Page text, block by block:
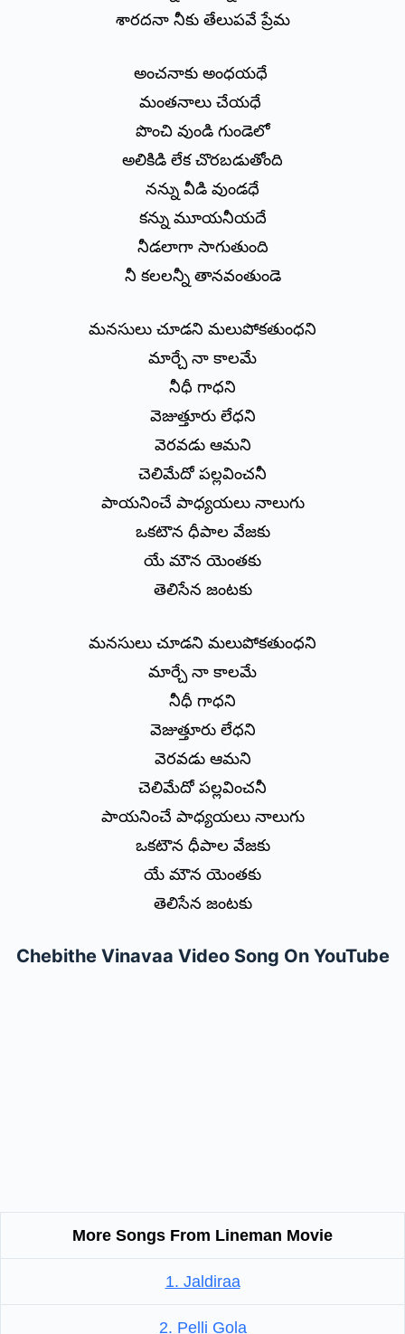
శారదనా నీకు తేలుపవే ప్రేమ
అంచనాకు అంధయధే
మంతనాలు చేయధే
పొంచి వుండి గుండెలో
అలికిడి లేక చొరబడుతోంది
నన్ను వీడి వుండధే
కన్ను మూయనీయదే
నీడలాగా సాగుతుంది
నీ కలలన్నీ తానవంతుండె
మనసులు చూడని మలుపోకతుంధని
మార్చే నా కాలమే
నీధీ గాధని
వెజుత్తూరు లేధని
వెరవడు ఆమని
చెలిమేదో పల్లవించనీ
పాయనించే పాధ్యయలు నాలుగు
ఒకటౌన ధీపాల వేజకు
యే మౌన యెంతకు
తెలిసేన జంటకు
మనసులు చూడని మలుపోకతుంధని
మార్చే నా కాలమే
నీధీ గాధని
వెజుత్తూరు లేధని
వెరవడు ఆమని
చెలిమేదో పల్లవించనీ
పాయనించే పాధ్యయలు నాలుగు
ఒకటౌన ధీపాల వేజకు
యే మౌన యెంతకు
తెలిసేన జంటకు
Chebithe Vinavaa Video Song On YouTube
More Songs From Lineman Movie
1. Jaldiraa
2. Pelli Gola